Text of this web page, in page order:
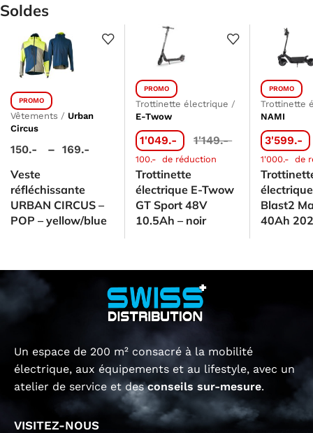
Soldes
PROMO
Vêtements / Urban
Circus
150.- – 169.-
Veste
réfléchissante
URBAN CIRCUS –
POP – yellow/blue
PROMO
Trottinette électrique /
E-Twow
1'049.- 1'149.-
100.- de réduction
Trottinette
électrique E-Twow
GT Sport 48V
10.5Ah – noir
PROMO
Trottinette
NAMI
3'599.-
1'000.- de
Blast2
40Ah
Un espace de 200 m² consacré à la mobilité
électrique, aux équipements et au lifestyle, avec un
atelier de service et desconseils sur-mesure.
VISITEZ-NOUS